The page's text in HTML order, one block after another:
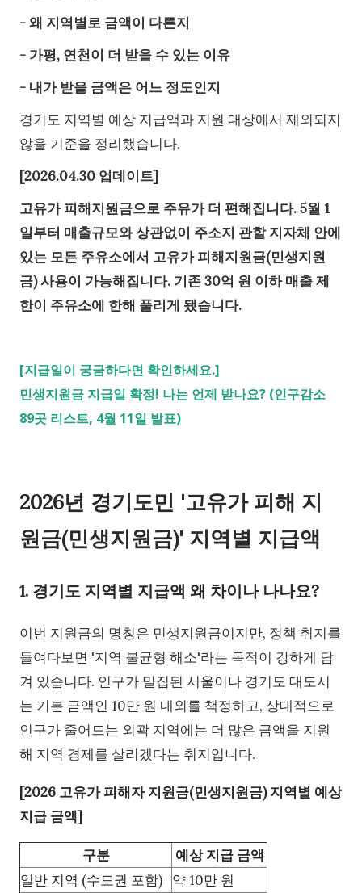
- 왜 지역별로 금액이 다른지
- 가평, 연천이 더 받을 수 있는 이유
- 내가 받을 금액은 어느 정도인지
경기도 지역별 예상 지급액과 지원 대상에서 제외되지
않을 기준을 정리했습니다.
[2026.04.30 업데이트]
고유가 피해지원금으로 주유가 더 편해집니다. 5월 1
일부터 매출규모와 상관없이 주소지 관할 지자체 안에
있는 모든 주유소에서 고유가 피해지원금(민생지원
금) 사용이 가능해집니다. 기존 30억 원 이하 매출 제
한이 주유소에 한해 풀리게 됐습니다.
[지급일이 궁금하다면 확인하세요.]
민생지원금 지급일 확정! 나는 언제 받나요? (인구감소
89곳 리스트, 4월 11일 발표)
2026년 경기도민 '고유가 피해 지
원금(민생지원금)' 지역별 지급액
1. 경기도 지역별 지급액 왜 차이나 나나요?
이번 지원금의 명칭은 민생지원금이지만, 정책 취지를
들여다보면 '지역 불균형 해소'라는 목적이 강하게 담
겨 있습니다. 인구가 밀집된 서울이나 경기도 대도시
는 기본 금액인 10만 원 내외를 책정하고, 상대적으로
인구가 줄어드는 외곽 지역에는 더 많은 금액을 지원
해 지역 경제를 살리겠다는 취지입니다.
[2026 고유가 피해자 지원금(민생지원금) 지역별 예상
지급 금액]
구분
예상 지급 금액
일반 지역 (수도권 포함) 약 10만 원